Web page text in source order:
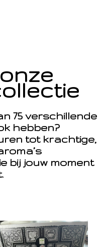
75 verschillende
hebben?
tot krachtige,
bij jouw moment